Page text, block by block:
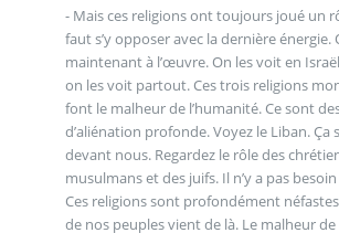
- Mais ces religions ont toujours joué un
faut s’y opposer avec la dernière énergie.
maintenant à l’œuvre. On les voit en
on les voit partout. Ces trois religions
font le malheur de l’humanité. Ce sont
d’aliénation profonde. Voyez le Liban. Ça
devant nous. Regardez le rôle des chrétiens, des
musulmans et des juifs. Il n’y a pas
Ces religions sont profondément
de nos peuples vient de là. Le malheur de